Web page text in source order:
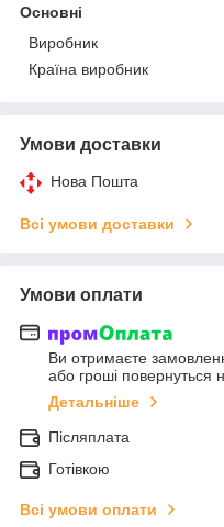
Основні
Виробник
Країна виробник
Умови доставки
Нова Пошта
Всі умови доставки
Умови оплати
Ви отримаєте
або гроші повернуться
Детальніше
Післяплата
Готівкою
Всі умови оплати